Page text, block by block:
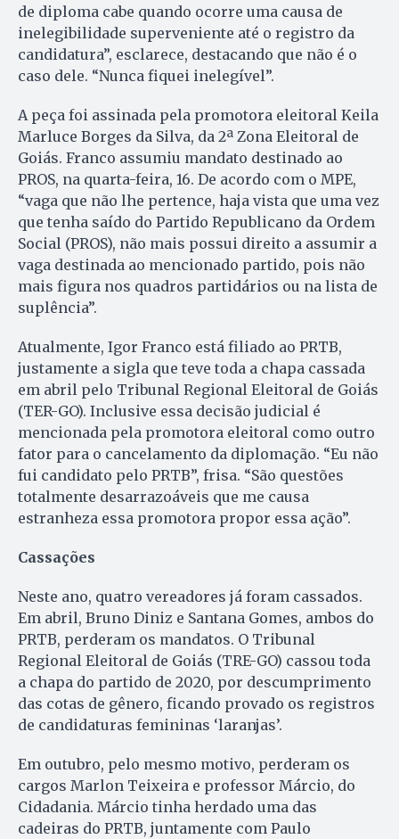
de diploma cabe quando ocorre uma causa de
inelegibilidade superveniente até o registro da
candidatura”, esclarece, destacando que não é o
caso dele. “Nunca fiquei inelegível”.
A peça foi assinada pela promotora eleitoral Keila
Marluce Borges da Silva, da 2ª Zona Eleitoral de
Goiás. Franco assumiu mandato destinado ao
PROS, na quarta-feira, 16. De acordo com o MPE,
“vaga que não lhe pertence, haja vista que uma vez
que tenha saído do Partido Republicano da Ordem
Social (PROS), não mais possui direito a assumir a
vaga destinada ao mencionado partido, pois não
mais figura nos quadros partidários ou na lista de
suplência”.
Atualmente, Igor Franco está filiado ao PRTB,
justamente a sigla que teve toda a chapa cassada
em abril pelo Tribunal Regional Eleitoral de Goiás
(TER-GO). Inclusive essa decisão judicial é
mencionada pela promotora eleitoral como outro
fator para o cancelamento da diplomação. “Eu não
fui candidato pelo PRTB”, frisa. “São questões
totalmente desarrazoáveis que me causa
estranheza essa promotora propor essa ação”.
Cassações
Neste ano, quatro vereadores já foram cassados.
Em abril, Bruno Diniz e Santana Gomes, ambos do
PRTB, perderam os mandatos. O Tribunal
Regional Eleitoral de Goiás (TRE-GO) cassou toda
a chapa do partido de 2020, por descumprimento
das cotas de gênero, ficando provado os registros
de candidaturas femininas ‘laranjas’.
Em outubro, pelo mesmo motivo, perderam os
cargos Marlon Teixeira e professor Márcio, do
Cidadania. Márcio tinha herdado uma das
cadeiras do PRTB, juntamente com Paulo